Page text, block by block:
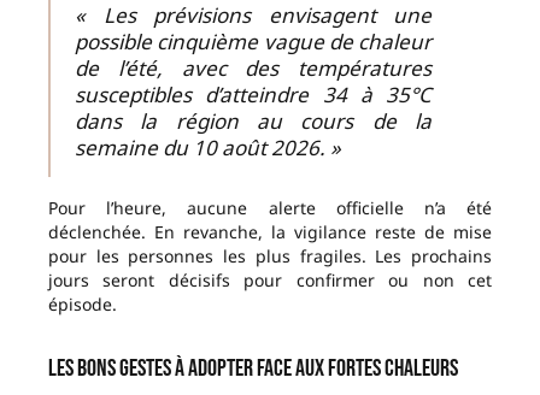
« Les prévisions envisagent une
possible cinquième vague de chaleur
de l’été, avec des températures
susceptibles d’atteindre 34 à 35°C
dans la région au cours de la
semaine du 10 août 2026. »
Pour l’heure, aucune alerte officielle n’a été
déclenchée. En revanche, la vigilance reste de mise
pour les personnes les plus fragiles. Les prochains
jours seront décisifs pour confirmer ou non cet
épisode.
Les bons gestes à adopter face aux fortes chaleurs